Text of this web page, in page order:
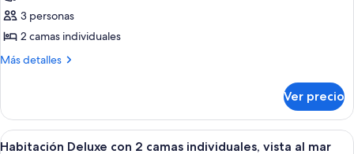
Habitación
Deluxe
2
vista
al
3 personas
2 camas individuales
Más detalles
Más
Deluxe
con
2
Ver precio
Abrir
Habitación de hotel con dos camas,
4
Habitación Deluxe con 2 camas individuales, vista al mar